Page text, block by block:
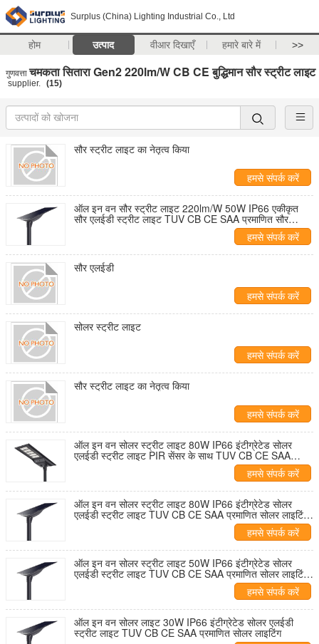
Surplus (China) Lighting Industrial Co., Ltd
होम उत्पाद वीआर दिखाएँ हमारे बारे में >>
गुणवत्ता चमकता सितारा Gen2 220lm/W CB CE बुद्धिमान सौर स्ट्रीट लाइट
supplier. (15)
सौर स्ट्रीट लाइट का नेतृत्व किया
हमसे संपर्क करें
ऑल इन वन सौर स्ट्रीट लाइट 220lm/W 50W IP66 एकीकृत
सौर एलईडी स्ट्रीट लाइट TUV CB CE SAA प्रमाणित सौर
हमसे संपर्क करें
सौर एलईडी
हमसे संपर्क करें
सोलर स्ट्रीट लाइट
हमसे संपर्क करें
सौर स्ट्रीट लाइट का नेतृत्व किया
हमसे संपर्क करें
ऑल इन वन सोलर स्ट्रीट लाइट 80W IP66 इंटीग्रेटेड सोलर
एलईडी स्ट्रीट लाइट PIR सेंसर के साथ TUV CB CE SAA
हमसे संपर्क करें
ऑल इन वन सोलर स्ट्रीट लाइट 80W IP66 इंटीग्रेटेड सोलर
एलईडी स्ट्रीट लाइट TUV CB CE SAA प्रमाणित सोलर लाइटिंग
हमसे संपर्क करें
ऑल इन वन सोलर स्ट्रीट लाइट 50W IP66 इंटीग्रेटेड सोलर
एलईडी स्ट्रीट लाइट TUV CB CE SAA प्रमाणित सोलर लाइटिंग
हमसे संपर्क करें
ऑल इन वन सोलर लाइट 30W IP66 इंटीग्रेटेड सोलर एलईडी
स्ट्रीट लाइट TUV CB CE SAA प्रमाणित सोलर लाइटिंग